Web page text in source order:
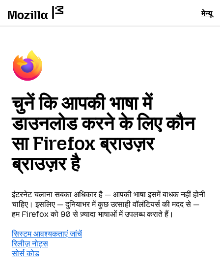
मेन्यू
चुनें कि आपकी भाषा में
डाउनलोड करने के लिए कौन
सा Firefox ब्राउज़र
ब्राउज़र है
इंटरनेट चलाना सबका अधिकार है — आपकी भाषा इसमें बाधक नहीं होनी
चाहिए। इसलिए — दुनियाभर में कुछ उत्साही वॉलंटियर्स की मदद से —
हम Firefox को 90 से ज़्यादा भाषाओं में उपलब्ध कराते हैं।
सिस्टम आवश्यकताएं जांचें
रिलीज़ नोट्स
सोर्स कोड